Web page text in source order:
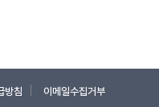
방침 이메일수집거부